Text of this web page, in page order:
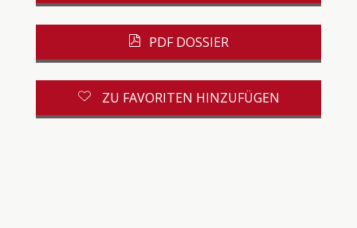
PDF DOSSIER
ZU FAVORITEN HINZUFÜGEN